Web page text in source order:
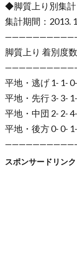
◆脚質上り別集計
集計期間：2013.
脚質上り 着別度
平地・逃げ 1- 1-
平地・先行 3- 3-
平地・中団 2- 2-
平地・後方 0- 0-
スポンサードリンク